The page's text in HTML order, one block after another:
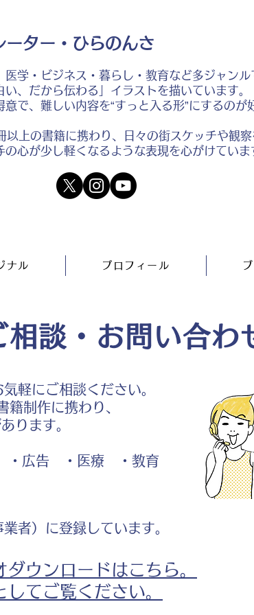
ーター・ひらのんさ
医学・ビジネス・暮らし・教育など多ジャンル
い、だから伝わる」イラストを描いています。
意で、難しい内容を“すっと入る形”にするのが
上の書籍に携わり、日々の街スケッチや観察
の心が少し軽くなるような表現を心がけていま
ナル プロフィール
談・お問い合わ
軽にご相談ください。
制作に携わり、
ります。
広告 ・医療 ・教育
者）に登録しています。
ウンロードはこちら。
てご覧ください。